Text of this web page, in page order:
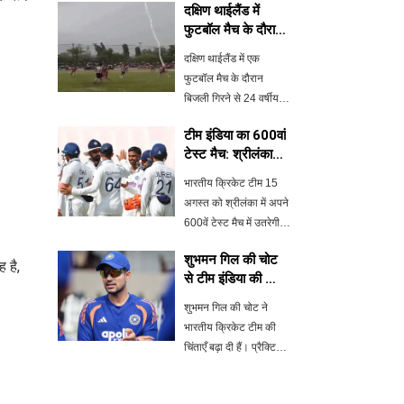
है,
दक्षिण थाईलैंड में
फुटबॉल मैच के दौरान
बिजली गिरने से
खिलाड़ी की मौत
दक्षिण थाईलैंड में एक
फुटबॉल मैच के दौरान
बिजली गिरने से 24 वर्षीय
मौत हो गई। इस हादसे में
12 अन्य खिलाड़ी भी घायल
हुए हैं। घटना के बाद सोशल
मीडिया पर खेल प्रेमियों ने
गहरा दुख
टीम इंडिया का 600वां
टेस्ट मैच: श्रीलंका
दौरा ऐतिहासिक
भारतीय क्रिकेट टीम 15
अगस्त को श्रीलंका में अपने
600वें टेस्ट मैच में उतरेगी,
ऐतिहासिक क्षण है। गॉल
इंटरनेशनल स्टेडियम में होने
वाले इस मैच के साथ भारत
टेस्ट क्रिकेट में 600 मैच
खेल
शुभमन गिल की चोट
से टीम इंडिया की चिंता
शुभमन गिल की चोट ने
भारतीय क्रिकेट टीम की
चिंताएँ बढ़ा दी हैं। प्रैक्टिस